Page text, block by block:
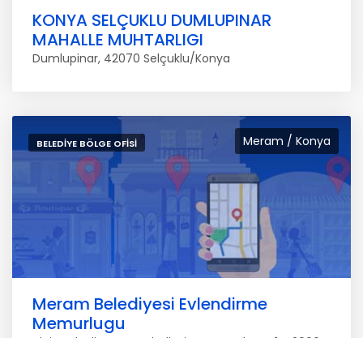
KONYA SELÇUKLU DUMLUPINAR
MAHALLE MUHTARLIGI
Dumlupinar, 42070 Selçuklu/Konya
Meram / Konya
BELEDIYE BÖLGE OFISI
Meram Belediyesi Evlendirme
Memurlugu